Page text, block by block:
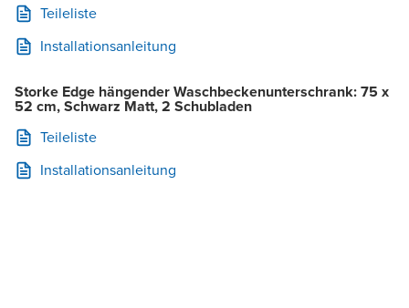
Teileliste
Installationsanleitung
Storke Edge hängender Waschbeckenunterschrank: 75 x
52 cm, Schwarz Matt, 2 Schubladen
Teileliste
Installationsanleitung